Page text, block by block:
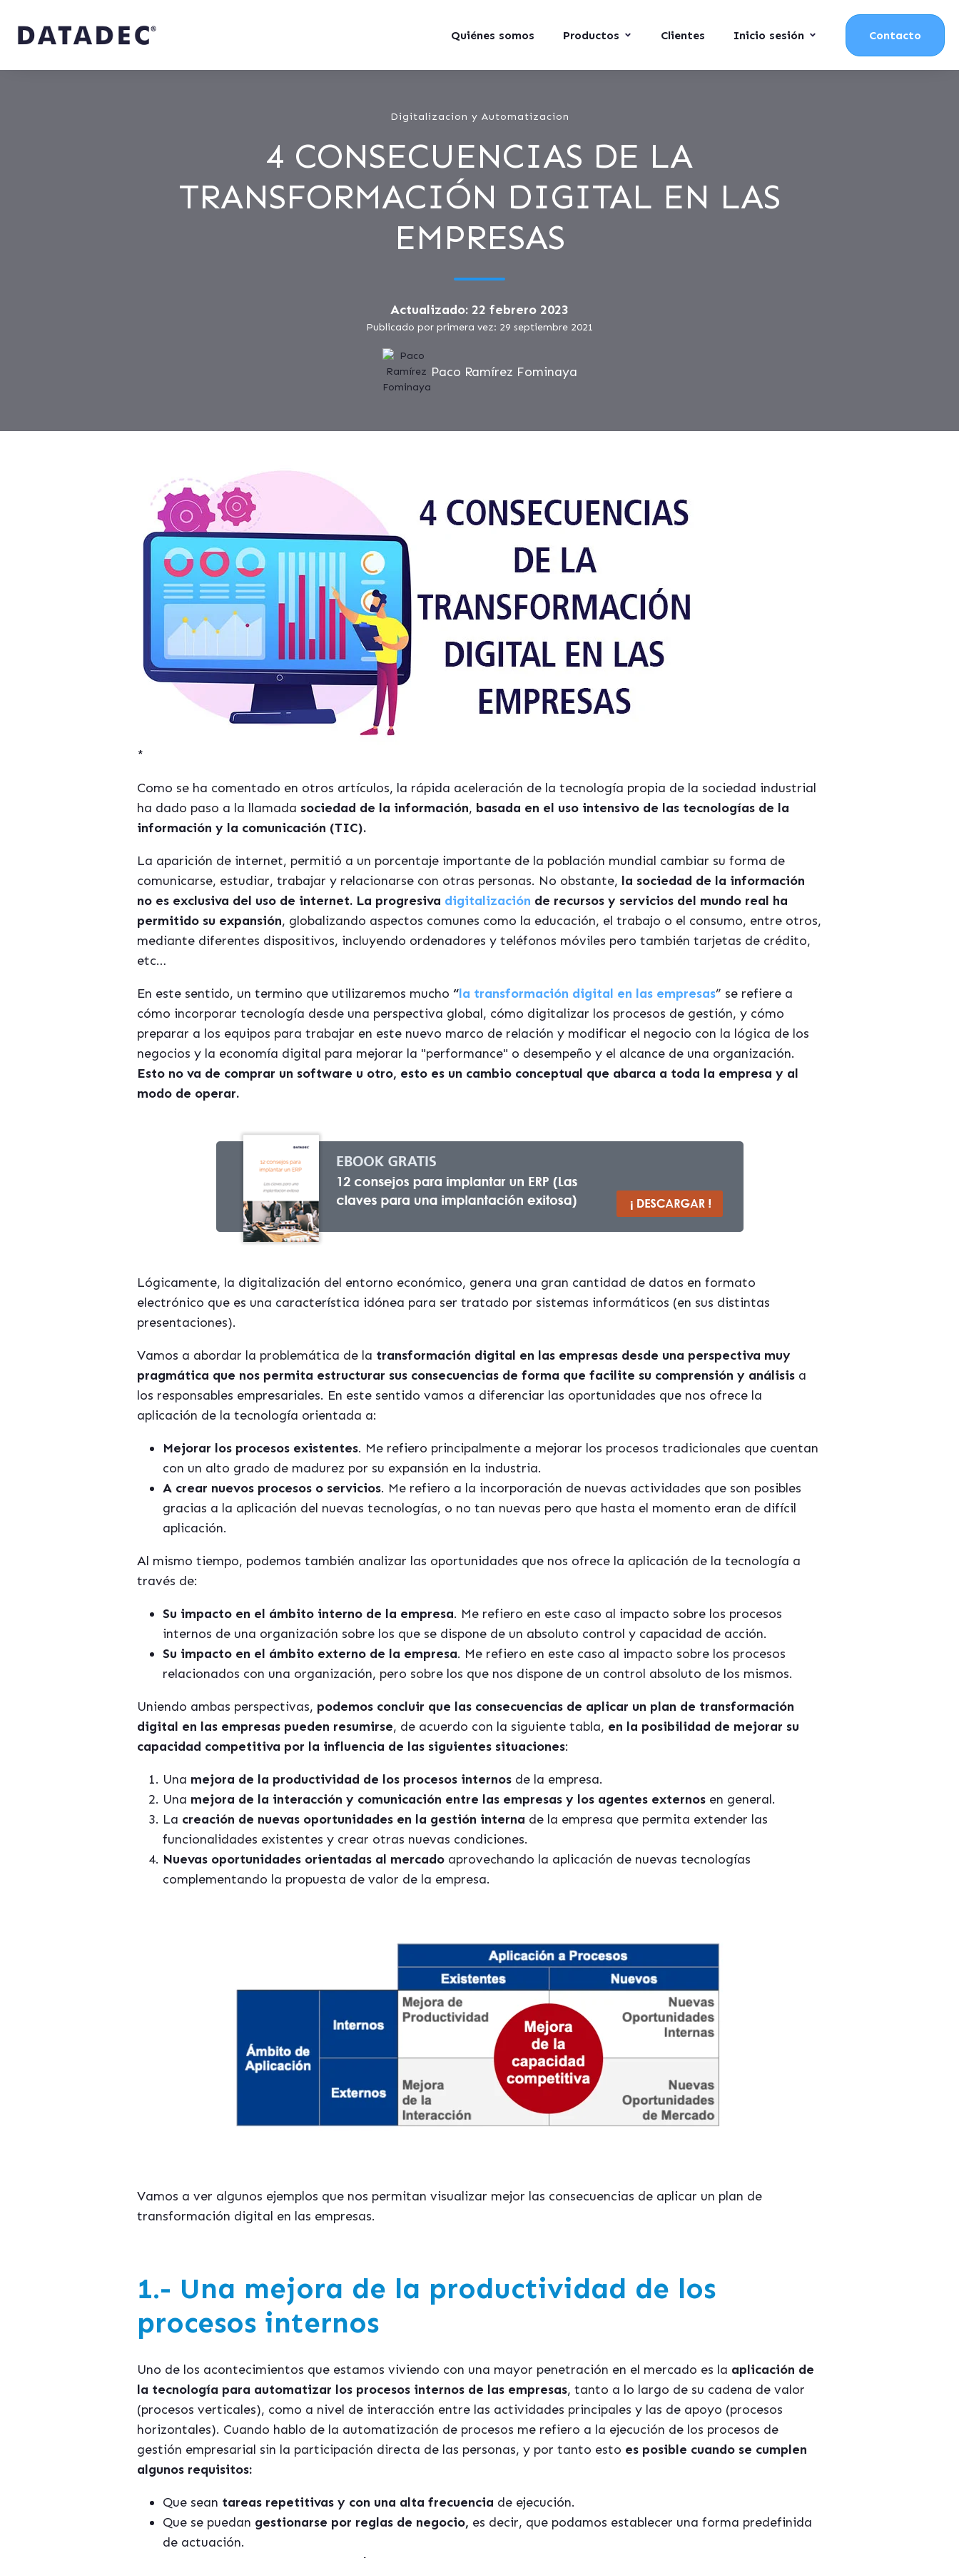
Quiénes somos Productos Clientes Inicio sesión Contacto
Digitalizacion y Automatizacion
4 CONSECUENCIAS DE LA
TRANSFORMACIÓN DIGITAL EN LAS
EMPRESAS
Actualizado: 22 febrero 2023
Publicado por primera vez: 29 septiembre 2021
Paco Ramírez Fominaya
*
Como se ha comentado en otros artículos, la rápida aceleración de la tecnología propia de la sociedad industrial
ha dado paso a la llamada sociedad de la información, basada en el uso intensivo de las tecnologías de la
información y la comunicación (TIC).
La aparición de internet, permitió a un porcentaje importante de la población mundial cambiar su forma de
comunicarse, estudiar, trabajar y relacionarse con otras personas. No obstante, la sociedad de la información
no es exclusiva del uso de internet. La progresiva digitalización de recursos y servicios del mundo real ha
permitido su expansión, globalizando aspectos comunes como la educación, el trabajo o el consumo, entre otros,
mediante diferentes dispositivos, incluyendo ordenadores y teléfonos móviles pero también tarjetas de crédito,
etc…
En este sentido, un termino que utilizaremos mucho “la transformación digital en las empresas” se refiere a
cómo incorporar tecnología desde una perspectiva global, cómo digitalizar los procesos de gestión, y cómo
preparar a los equipos para trabajar en este nuevo marco de relación y modificar el negocio con la lógica de los
negocios y la economía digital para mejorar la "performance" o desempeño y el alcance de una organización.
Esto no va de comprar un software u otro, esto es un cambio conceptual que abarca a toda la empresa y al
modo de operar.
Lógicamente, la digitalización del entorno económico, genera una gran cantidad de datos en formato
electrónico que es una característica idónea para ser tratado por sistemas informáticos (en sus distintas
presentaciones).
Vamos a abordar la problemática de la transformación digital en las empresas desde una perspectiva muy
pragmática que nos permita estructurar sus consecuencias de forma que facilite su comprensión y análisis a
los responsables empresariales. En este sentido vamos a diferenciar las oportunidades que nos ofrece la
aplicación de la tecnología orientada a:
Mejorar los procesos existentes. Me refiero principalmente a mejorar los procesos tradicionales que cuentan
con un alto grado de madurez por su expansión en la industria.
A crear nuevos procesos o servicios. Me refiero a la incorporación de nuevas actividades que son posibles
gracias a la aplicación del nuevas tecnologías, o no tan nuevas pero que hasta el momento eran de difícil
aplicación.
Al mismo tiempo, podemos también analizar las oportunidades que nos ofrece la aplicación de la tecnología a
través de:
Su impacto en el ámbito interno de la empresa. Me refiero en este caso al impacto sobre los procesos
internos de una organización sobre los que se dispone de un absoluto control y capacidad de acción.
Su impacto en el ámbito externo de la empresa. Me refiero en este caso al impacto sobre los procesos
relacionados con una organización, pero sobre los que nos dispone de un control absoluto de los mismos.
Uniendo ambas perspectivas, podemos concluir que las consecuencias de aplicar un plan de transformación
digital en las empresas pueden resumirse, de acuerdo con la siguiente tabla, en la posibilidad de mejorar su
capacidad competitiva por la influencia de las siguientes situaciones:
Una mejora de la productividad de los procesos internos de la empresa.
Una mejora de la interacción y comunicación entre las empresas y los agentes externos en general.
La creación de nuevas oportunidades en la gestión interna de la empresa que permita extender las
funcionalidades existentes y crear otras nuevas condiciones.
Nuevas oportunidades orientadas al mercado aprovechando la aplicación de nuevas tecnologías
complementando la propuesta de valor de la empresa.
Vamos a ver algunos ejemplos que nos permitan visualizar mejor las consecuencias de aplicar un plan de
transformación digital en las empresas.
1.- Una mejora de la productividad de los
procesos internos
Uno de los acontecimientos que estamos viviendo con una mayor penetración en el mercado es la aplicación de
la tecnología para automatizar los procesos internos de las empresas, tanto a lo largo de su cadena de valor
(procesos verticales), como a nivel de interacción entre las actividades principales y las de apoyo (procesos
horizontales). Cuando hablo de la automatización de procesos me refiero a la ejecución de los procesos de
gestión empresarial sin la participación directa de las personas, y por tanto esto es posible cuando se cumplen
algunos requisitos:
Que sean tareas repetitivas y con una alta frecuencia de ejecución.
Que se puedan gestionarse por reglas de negocio, es decir, que podamos establecer una forma predefinida
de actuación.